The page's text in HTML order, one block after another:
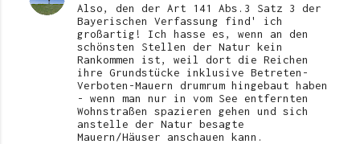
Also, den der Art 141 Abs.3 Satz 3 der
Bayerischen Verfassung find' ich
großartig! Ich hasse es, wenn an den
schönsten Stellen der Natur kein
Rankommen ist, weil dort die Reichen
ihre Grundstücke inklusive Betreten-
Verboten-Mauern drumrum hingebaut haben
- wenn man nur in vom See entfernten
Wohnstraßen spazieren gehen und sich
anstelle der Natur besagte
Mauern/Häuser anschauen kann.